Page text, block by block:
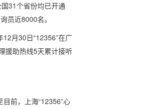
31个省份均已开通
员近8000名。
月30日“12356”在广
援助热线5天累计接听
前，上海“12356”心